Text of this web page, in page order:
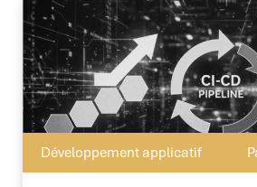
Développement applicatif